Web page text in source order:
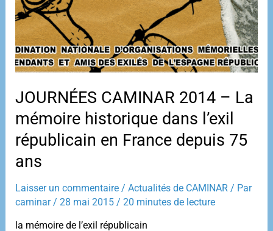
JOURNÉES CAMINAR 2014 – La
mémoire historique dans l’exil
républicain en France depuis 75
ans
Laisser un commentaire /Actualités de CAMINAR / Par
caminar/28 mai 2015/20 minutes de lecture
la mémoire de l’exil républicain